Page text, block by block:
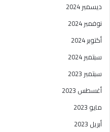
ديسمبر 2024
نوفمبر 2024
أكتوبر 2024
سبتمبر 2024
سبتمبر 2023
أغسطس 2023
مايو 2023
أبريل 2023